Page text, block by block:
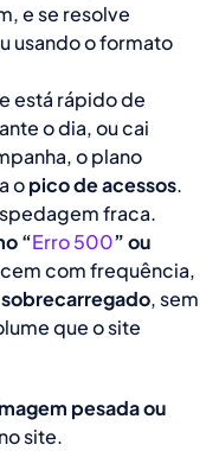
e se resolve
usando o formato
está rápido de
o dia, ou cai
o plano
opico de acessos.
fraca.
“Erro 500” ou
com frequência,
, sem
que o site
pesada ou
site.